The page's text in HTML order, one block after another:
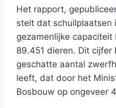
Het rapport,
stelt dat schuilplaatsen
gezamenlijke
89.451 dieren. Dit
geschatte aantal
leeft, dat door het
Bosbouw op ongeveer